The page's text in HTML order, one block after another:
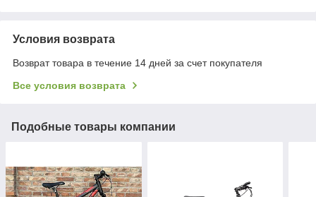
Условия возврата
Возврат товара в течение 14 дней за счет покупателя
Все условия возврата
Подобные товары компании